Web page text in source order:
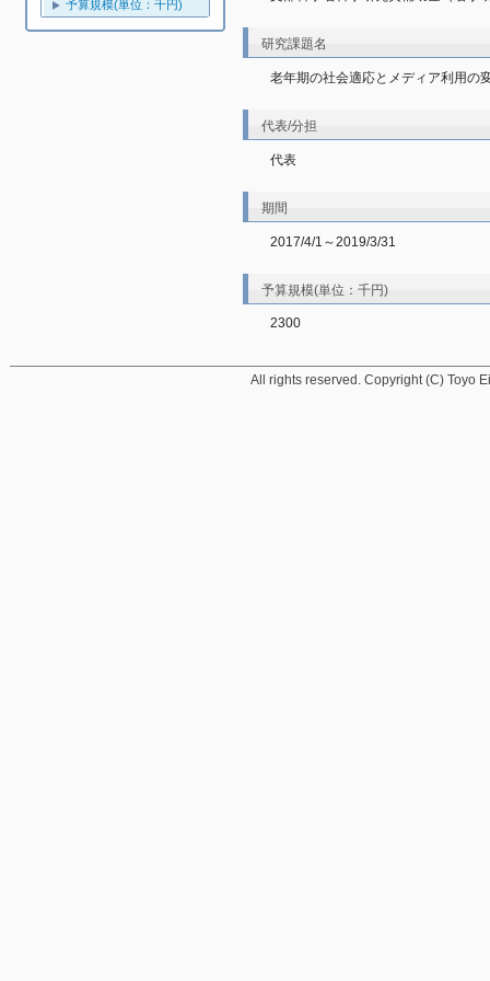
予算規模(単位：千円)
研究課題名
老年期の社会適応とメディア利用の
代表/分担
代表
期間
2017/4/1～2019/3/31
予算規模(単位：千円)
2300